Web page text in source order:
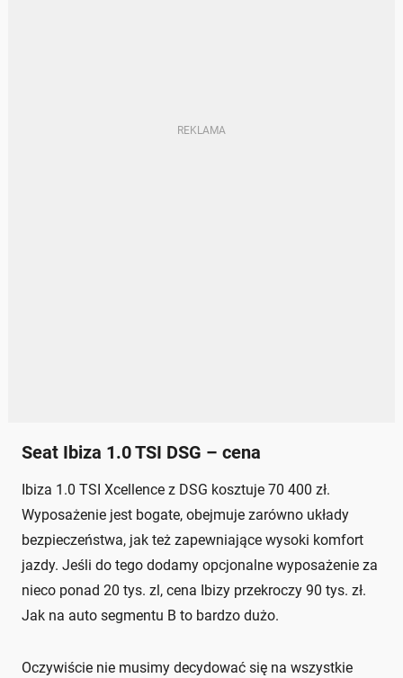
Seat Ibiza 1.0 TSI DSG – cena
Ibiza 1.0 TSI Xcellence z DSG kosztuje 70 400 zł.
Wyposażenie jest bogate, obejmuje zarówno układy
bezpieczeństwa, jak też zapewniające wysoki komfort
jazdy. Jeśli do tego dodamy opcjonalne wyposażenie za
nieco ponad 20 tys. zl, cena Ibizy przekroczy 90 tys. zł.
Jak na auto segmentu B to bardzo dużo.
Oczywiście nie musimy decydować się na wszystkie